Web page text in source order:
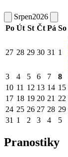
Srpen2026
Po Út St Čt Pá So
27 28 29 30 31 1
3
4 5 6 7 8
10 11 12 13 14 15
17 18 19 20 21 22
24 25 26 27 28 29
31 1 2 3 4 5
Pranostiky